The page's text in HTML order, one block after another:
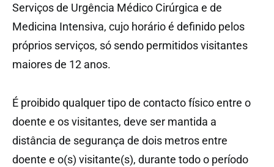
Serviços de Urgência Médico Cirúrgica e de
Medicina Intensiva, cujo horário é definido pelos
próprios serviços, só sendo permitidos visitantes
maiores de 12 anos.
É proibido qualquer tipo de contacto físico entre o
doente e os visitantes, deve ser mantida a
distância de segurança de dois metros entre
doente e o(s) visitante(s), durante todo o período